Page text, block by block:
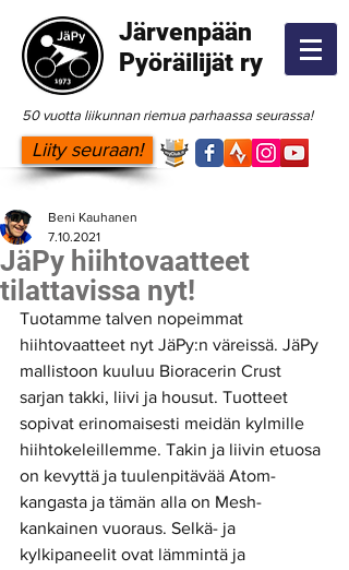
Järvenpään
Pyöräilijät ry
50 vuotta liikunnan riemua parhaassa seurassa!
Liity seuraan!
JäPy hiihtovaatteet
tilattavissa nyt!
Beni Kauhanen
7.10.2021
Tuotamme talven nopeimmat
hiihtovaatteet nyt JäPy:n väreissä. JäPy
mallistoon kuuluu Bioracerin Crust
sarjan takki, liivi ja housut. Tuotteet
sopivat erinomaisesti meidän kylmille
hiihtokeleillemme. Takin ja liivin etuosa
on kevyttä ja tuulenpitävää Atom-
kangasta ja tämän alla on Mesh-
kankainen vuoraus. Selkä- ja
kylkipaneelit ovat lämmintä ja